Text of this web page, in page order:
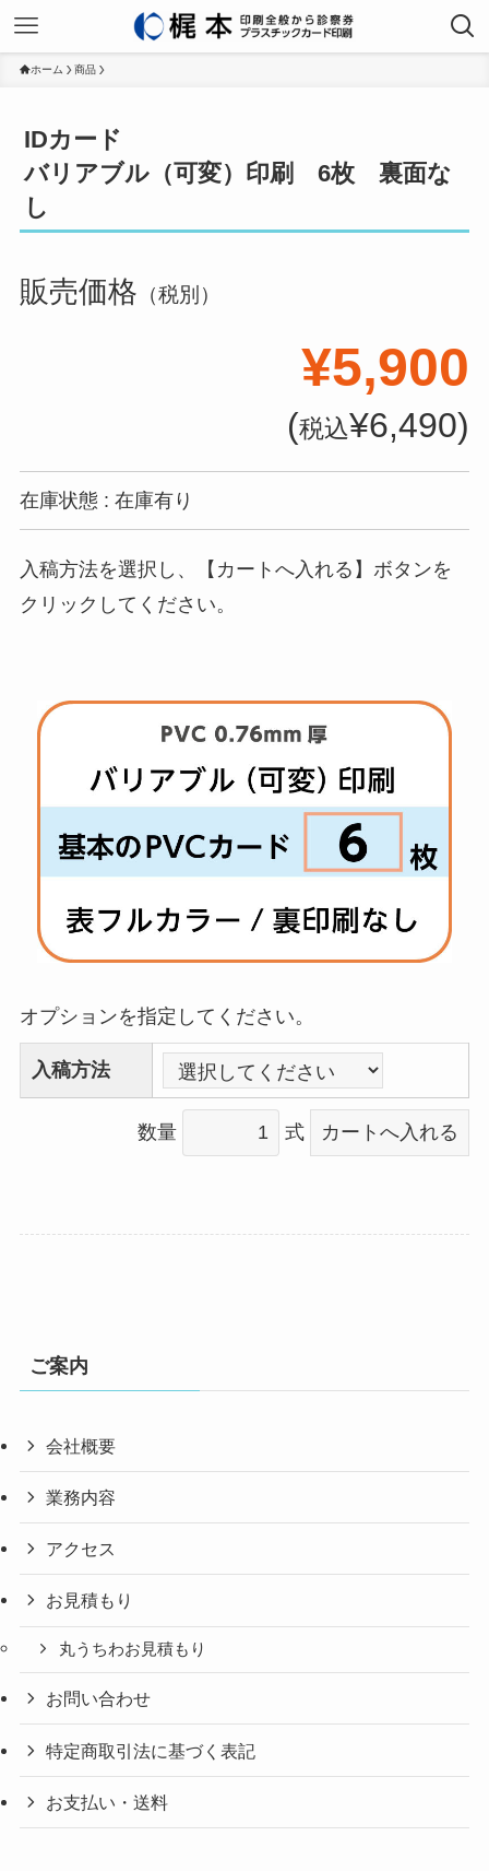
ホーム 商品
IDカード
バリアブル（可変）印刷 6枚 裏面な
し
販売価格 （税別）
¥5,900
(税込¥6,490)
在庫状態 : 在庫有り
入稿方法を選択し、【カートへ入れる】ボタンを
クリックしてください。
オプションを指定してください。
入稿方法
数量 式
ご案内
会社概要
業務内容
アクセス
お見積もり
丸うちわお見積もり
お問い合わせ
特定商取引法に基づく表記
お支払い・送料